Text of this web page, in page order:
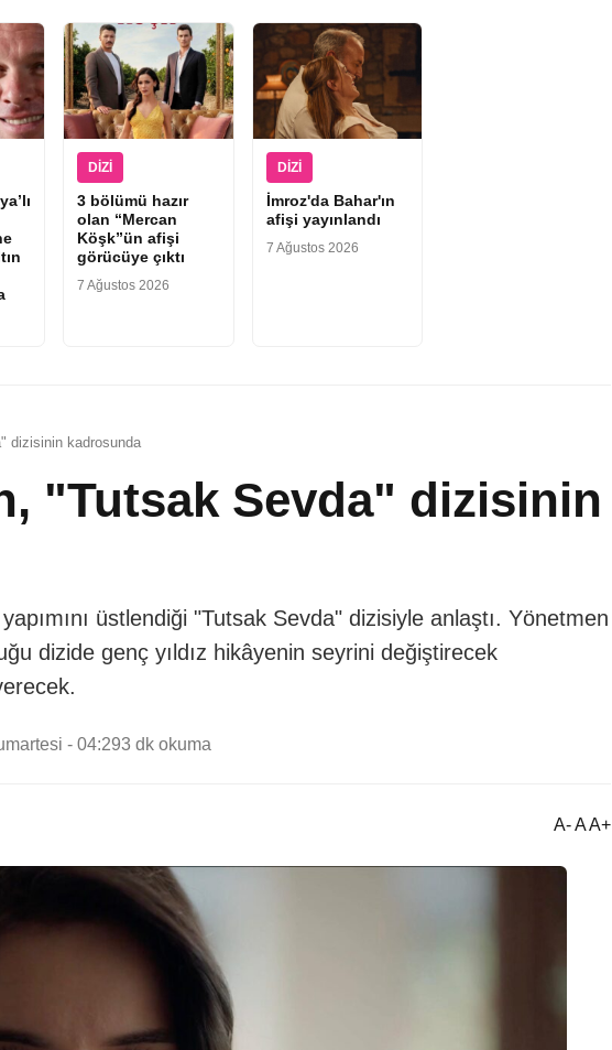
DIZI
3 bölümü hazır
olan “Mercan
Köşk”ün afişi
görücüye çıktı
7 Ağustos 2026
DIZI
İmroz'da Bahar'ın
afişi yayınlandı
7 Ağustos 2026
dizisinin kadrosunda
"Tutsak Sevda" dizisinin
üstlendiği "Tutsak Sevda" dizisiyle anlaştı. Yönetmen
dizide genç yıldız hikâyenin seyrini değiştirecek
- 04:293 dk okuma
A- A A+